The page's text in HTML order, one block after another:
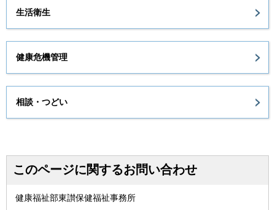
生活衛生
健康危機管理
相談・つどい
このページに関するお問い合わせ
健康福祉部東讃保健福祉事務所